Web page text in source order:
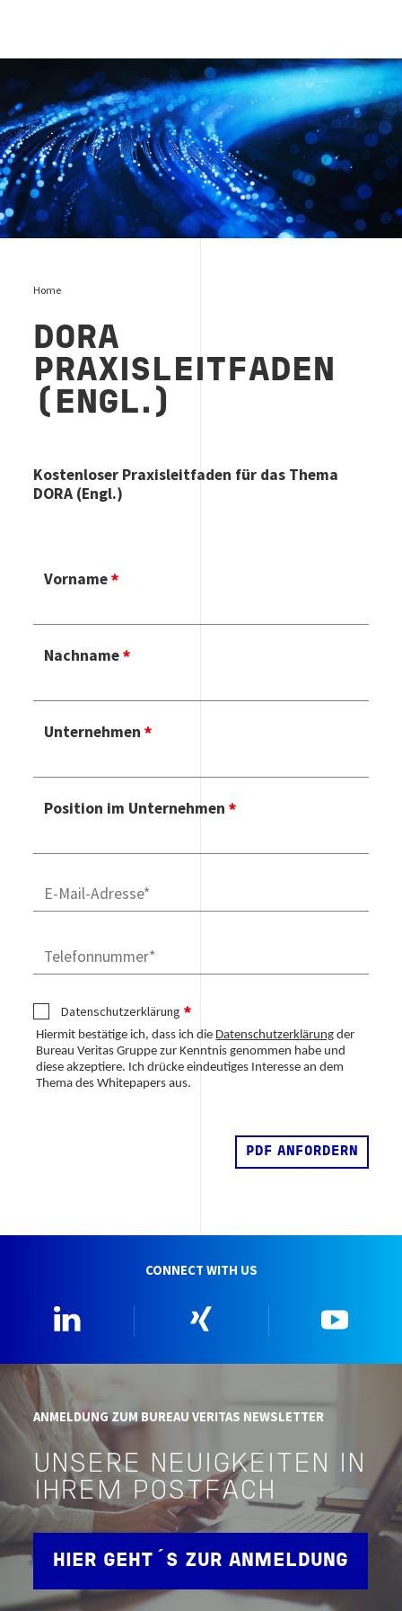
Home
DORA
PRAXISLEITFADEN
(ENGL.)
Kostenloser Praxisleitfaden für das Thema
DORA (Engl.)
Vorname
Nachname
Unternehmen
Position im Unternehmen
Telefonnummer
Datenschutzerklärung
Hiermit bestätige ich, dass ich die Datenschutzerklärung der
Bureau Veritas Gruppe zur Kenntnis genommen habe und
diese akzeptiere. Ich drücke eindeutiges Interesse an dem
Thema des Whitepapers aus.
CONNECT WITH US
ANMELDUNG ZUM BUREAU VERITAS NEWSLETTER
UNSERE NEUIGKEITEN IN
IHREM POSTFACH
HIER GEHT´S ZUR ANMELDUNG